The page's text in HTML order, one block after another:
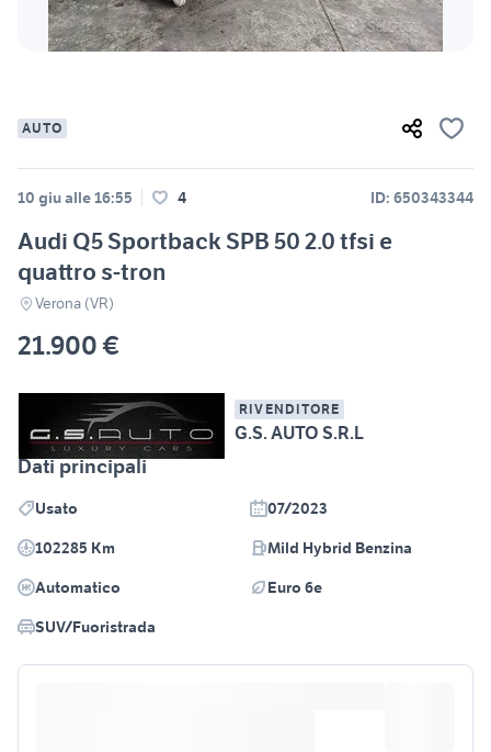
AUTO
10 giu alle 16:55 4 ID: 650343344
Audi Q5 Sportback SPB 50 2.0 tfsi e
quattro s-tron
Verona (VR)
21.900 €
RIVENDITORE
G.S. AUTO S.R.L
Dati principali
Usato
07/2023
102285 Km
Mild Hybrid Benzina
Automatico
Euro 6e
SUV/Fuoristrada